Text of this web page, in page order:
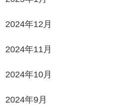
2024年12月
2024年11月
2024年10月
2024年9月